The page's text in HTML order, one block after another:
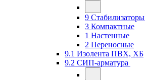
9 Стабилизаторы
3 Компактные
1 Настенные
2 Переносные
9.1 Изолента ПВХ, ХБ
9.2 СИП-арматура